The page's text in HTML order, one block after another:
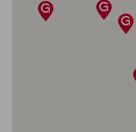
La vidéo montre ensuite
la
étape par étape
, jusqu’au
Chaque épisode valorise ainsi
, la
proposées et
Partenaires de Gedimat depuis